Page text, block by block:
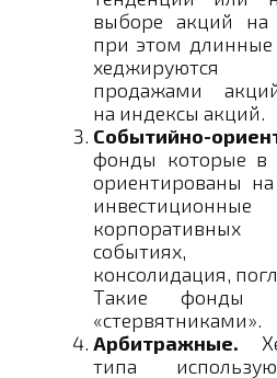
выборе акций на
при этом
продажами
на индексы акций.
Событийно-
фонды которые в
ориентированы
консолидация,
Такие фонды
«стервятниками».
Арбитражные.
типа